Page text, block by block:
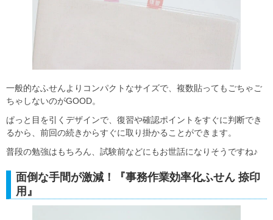
一般的なふせんよりコンパクトなサイズで、複数貼ってもごちゃご
ちゃしないのがGOOD。
ぱっと目を引くデザインで、復習や確認ポイントをすぐに判断でき
るから、前回の続きからすぐに取り掛かることができます。
普段の勉強はもちろん、試験前などにもお世話になりそうですね♪
面倒な手間が激減！『事務作業効率化ふせん 捺印
用』